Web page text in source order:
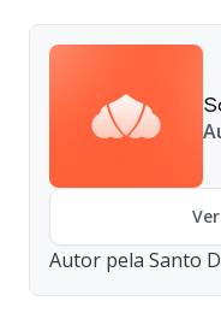
Autor pela Santo